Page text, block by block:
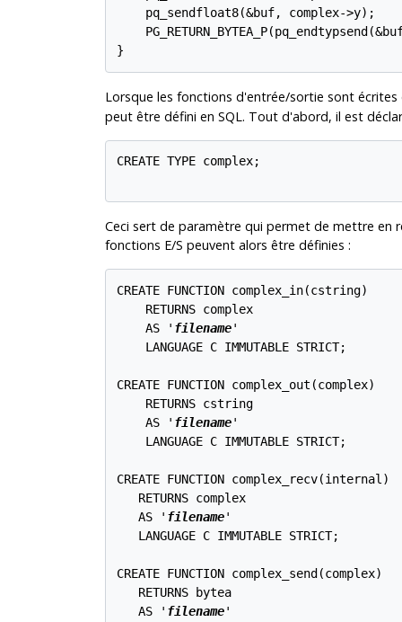
    pq_sendfloat8(&buf, complex->y);
Lorsque les fonctions d'entrée/sortie sont
peut être défini en SQL. Tout d'abord, il est
CREATE TYPE complex;
Ceci sert de paramètre qui permet de mettre en
fonctions E/S peuvent alors être définies :
CREATE FUNCTION complex_in(cstring)
    RETURNS complex
    AS '
filename'
    LANGUAGE C IMMUTABLE STRICT;
CREATE FUNCTION complex_out(complex)
    RETURNS cstring
    AS '
filename'
    LANGUAGE C IMMUTABLE STRICT;
CREATE FUNCTION complex_recv(internal)
   RETURNS complex
   AS '
filename'
   LANGUAGE C IMMUTABLE STRICT;
CREATE FUNCTION complex_send(complex)
   RETURNS bytea
   AS '
filename'